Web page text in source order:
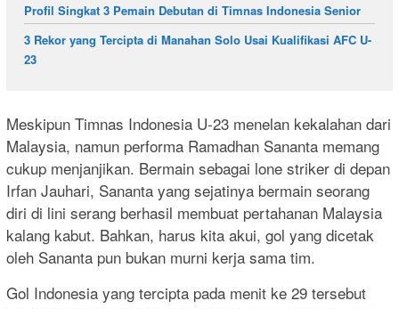
Profil Singkat 3 Pemain Debutan di Timnas Indonesia Senior
3 Rekor yang Tercipta di Manahan Solo Usai Kualifikasi AFC U-
23
Meskipun Timnas Indonesia U-23 menelan kekalahan dari
Malaysia, namun performa Ramadhan Sananta memang
cukup menjanjikan. Bermain sebagai lone striker di depan
Irfan Jauhari, Sananta yang sejatinya bermain seorang
diri di lini serang berhasil membuat pertahanan Malaysia
kalang kabut. Bahkan, harus kita akui, gol yang dicetak
oleh Sananta pun bukan murni kerja sama tim.
Gol Indonesia yang tercipta pada menit ke 29 tersebut